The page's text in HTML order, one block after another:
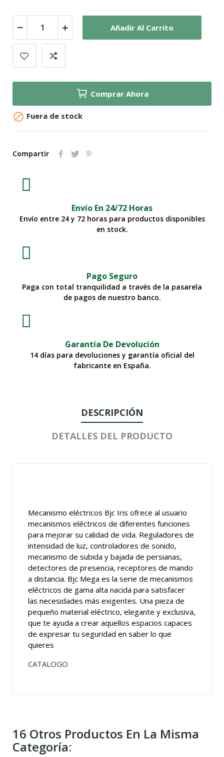
Añadir Al Carrito
Comprar Ahora
 Fuera de stock
Compartir
Envío En 24/72 Horas
Envío entre 24 y 72 horas para productos disponibles
en stock.
Pago Seguro
Paga con total tranquilidad a través de la pasarela
de pagos de nuestro banco.
Garantía De Devolución
14 días para devoluciones y garantía oficial del
fabricante en España.
DESCRIPCIÓN
DETALLES DEL PRODUCTO
Mecanismo eléctricos Bjc Iris ofrece al usuario
mecanismos eléctricos de diferentes funciones
para mejorar su calidad de vida. Reguladores de
intensidad de luz, controladores de sonido,
mecanismo de subida y bajada de persianas,
detectores de presencia, receptores de mando
a distancia. Bjc Mega es la serie de mecanismos
eléctricos de gama alta nacida para satisfacer
las necesidades más exigentes. Una pieza de
pequeño material eléctrico, elegante y exclusiva,
que te ayuda a crear aquellos espacios capaces
de expresar tu seguridad en saber lo que
quieres
CATALOGO
16 Otros Productos En La Misma
Categoría: